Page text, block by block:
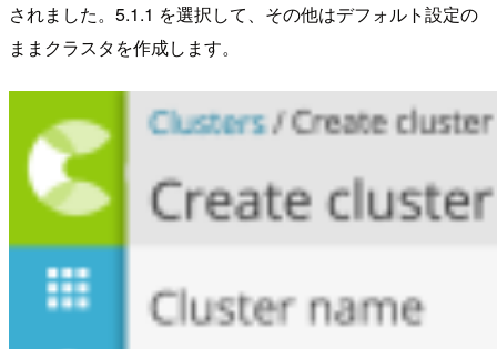
されました。5.1.1 を選択して、その他はデフォルト設定の
ままクラスタを作成します。